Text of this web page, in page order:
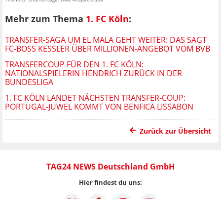
Mehr zum Thema 1. FC Köln:
TRANSFER-SAGA UM EL MALA GEHT WEITER: DAS SAGT
FC-BOSS KESSLER ÜBER MILLIONEN-ANGEBOT VOM BVB
TRANSFERCOUP FÜR DEN 1. FC KÖLN:
NATIONALSPIELERIN HENDRICH ZURÜCK IN DER
BUNDESLIGA
1. FC KÖLN LANDET NÄCHSTEN TRANSFER-COUP:
PORTUGAL-JUWEL KOMMT VON BENFICA LISSABON
Zurück zur Übersicht
TAG24 NEWS Deutschland GmbH
Hier findest du uns: